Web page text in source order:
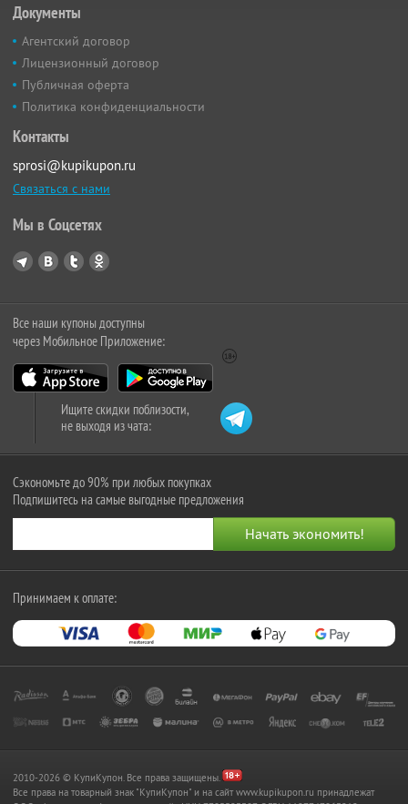
Документы
Агентский договор
Лицензионный договор
Публичная оферта
Политика конфиденциальности
Контакты
sprosi@kupikupon.ru
Связаться с нами
Мы в Соцсетях
Все наши купоны доступны
через Мобильное Приложение:
Ищите скидки поблизости,
не выходя из чата:
Сэкономьте до 90% при любых покупках
Подпишитесь на самые выгодные предложения
Принимаем к оплате:
2010-2026 © КупиКупон. Все права защищены.
Все права на товарный знак "КупиКупон" и на сайт www.kupikupon.ru принадлежат